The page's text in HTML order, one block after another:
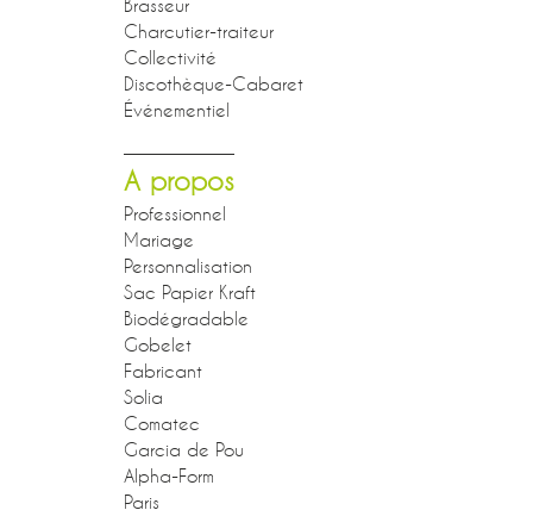
Charcutier-traiteur
Collectivité
Discothèque-Cabaret
Événementiel
A propos
Professionnel
Mariage
Personnalisation
Sac Papier Kraft
Biodégradable
Gobelet
Fabricant
Solia
Comatec
Garcia de Pou
Alpha-Form
Paris